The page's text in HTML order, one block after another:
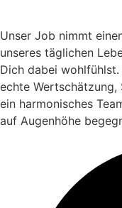
Unser Job nimmt
unseres täglichen
Dich dabei
echte
ein harmonisches
auf Augenhöhe